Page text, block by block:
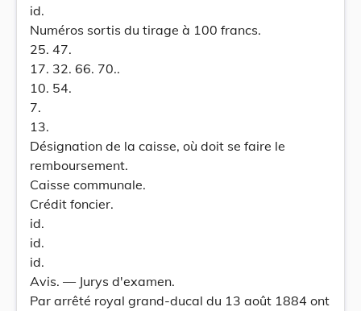
id.
Numéros sortis du tirage à 100 francs.
25. 47.
17. 32. 66. 70..
10. 54.
7.
13.
Désignation de la caisse, où doit se faire le
remboursement.
Caisse communale.
Crédit foncier.
id.
id.
id.
Avis. — Jurys d'examen.
Par arrêté royal grand-ducal du 13 août 1884 ont